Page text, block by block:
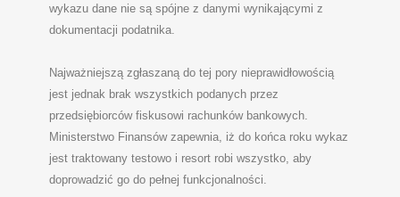
wykazu dane nie są spójne z danymi wynikającymi z
dokumentacji podatnika.
Najważniejszą zgłaszaną do tej pory nieprawidłowością
jest jednak brak wszystkich podanych przez
przedsiębiorców fiskusowi rachunków bankowych.
Ministerstwo Finansów zapewnia, iż do końca roku wykaz
jest traktowany testowo i resort robi wszystko, aby
doprowadzić go do pełnej funkcjonalności.